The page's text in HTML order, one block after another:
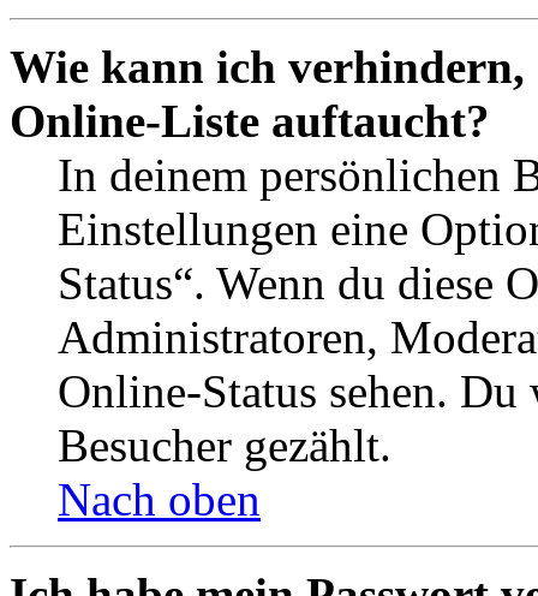
Wie kann ich verhindern,
Online-Liste auftaucht?
In deinem persönlichen
Einstellungen eine
Status“. Wenn du diese
Administratoren,
Online-Status sehen.
Besucher gezählt.
Nach oben